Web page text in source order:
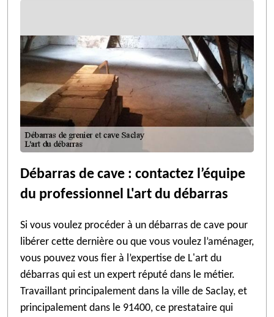
Débarras de cave : contactez l’équipe
du professionnel L'art du débarras
Si vous voulez procéder à un débarras de cave pour
libérer cette dernière ou que vous voulez l’aménager,
vous pouvez vous fier à l’expertise de L'art du
débarras qui est un expert réputé dans le métier.
Travaillant principalement dans la ville de Saclay, et
principalement dans le 91400, ce prestataire qui